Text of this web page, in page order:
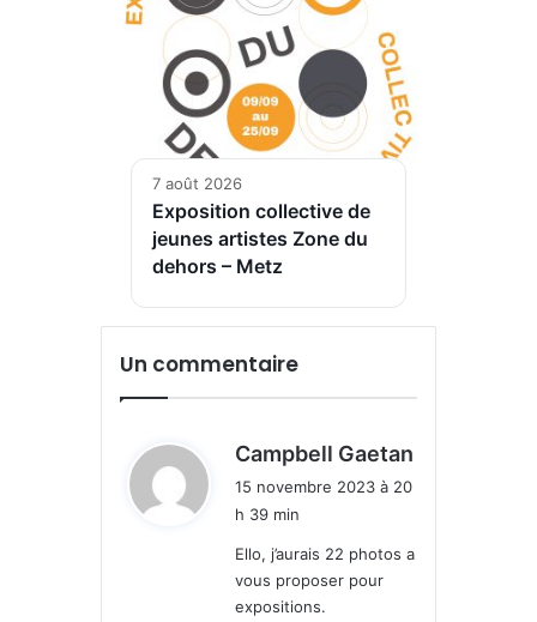
7 août 2026
Exposition collective de
jeunes artistes Zone du
dehors – Metz
Un commentaire
Campbell Gaetan
:
15 novembre 2023 à 20
h 39 min
Ello, j’aurais 22 photos a
vous proposer pour
expositions.